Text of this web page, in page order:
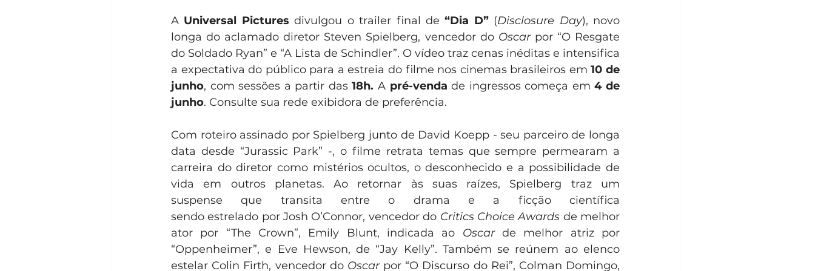
A Universal Pictures divulgou o trailer final de “Dia D” (Disclosure Day), novo
longa do aclamado diretor Steven Spielberg, vencedor do Oscar por “O Resgate
do Soldado Ryan” e “A Lista de Schindler”. O vídeo traz cenas inéditas e intensifica
a expectativa do público para a estreia do filme nos cinemas brasileiros em 10 de
junho, com sessões a partir das 18h. A pré-venda de ingressos começa em 4 de
junho. Consulte sua rede exibidora de preferência.
Com roteiro assinado por Spielberg junto de David Koepp - seu parceiro de longa
data desde “Jurassic Park” -, o filme retrata temas que sempre permearam a
carreira do diretor como mistérios ocultos, o desconhecido e a possibilidade de
vida em outros planetas. Ao retornar às suas raízes, Spielberg traz um
suspense que transita entre o drama e a ficção científica
sendo estrelado por Josh O’Connor, vencedor do Critics Choice Awards de melhor
ator por “The Crown”, Emily Blunt, indicada ao Oscar de melhor atriz por
“Oppenheimer”, e Eve Hewson, de “Jay Kelly”. Também se reúnem ao elenco
estelar Colin Firth, vencedor do Oscar por “O Discurso do Rei”, Colman Domingo,